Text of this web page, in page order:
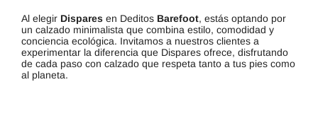
Al elegir Dispares en Deditos Barefoot, estás optando por
un calzado minimalista que combina estilo, comodidad y
conciencia ecológica. Invitamos a nuestros clientes a
experimentar la diferencia que Dispares ofrece, disfrutando
de cada paso con calzado que respeta tanto a tus pies como
al planeta.